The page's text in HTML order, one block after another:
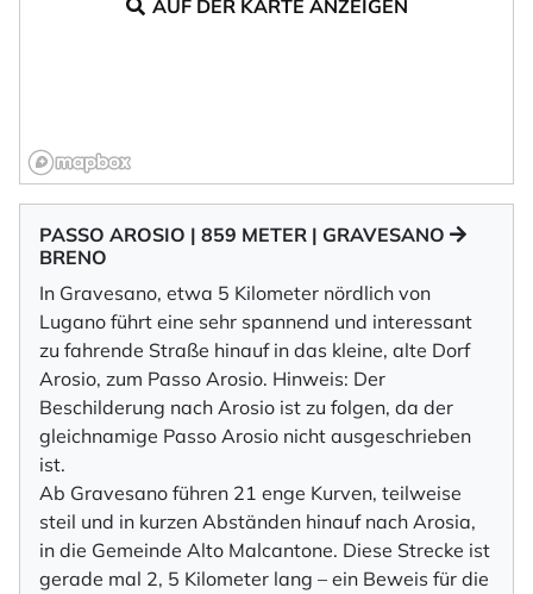
AUF DER KARTE ANZEIGEN
PASSO AROSIO | 859 METER | GRAVESANO
BRENO
In Gravesano, etwa 5 Kilometer nördlich von
Lugano führt eine sehr spannend und interessant
zu fahrende Straße hinauf in das kleine, alte Dorf
Arosio, zum Passo Arosio. Hinweis: Der
Beschilderung nach Arosio ist zu folgen, da der
gleichnamige Passo Arosio nicht ausgeschrieben
ist.
Ab Gravesano führen 21 enge Kurven, teilweise
steil und in kurzen Abständen hinauf nach Arosia,
in die Gemeinde Alto Malcantone. Diese Strecke ist
gerade mal 2, 5 Kilometer lang – ein Beweis für die